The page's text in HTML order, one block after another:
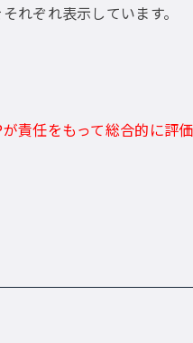
れぞれ表示しています。
責任をもって総合的に評